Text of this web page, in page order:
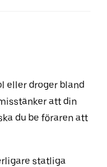
eller droger bland
att din
du be föraren att
statliga